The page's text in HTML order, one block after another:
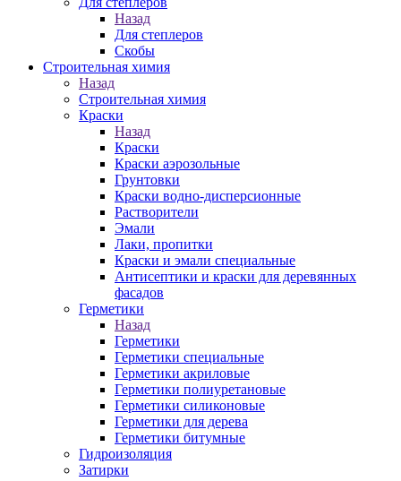
Назад
Для степлеров
Скобы
Строительная химия
Назад
Строительная химия
Краски
Назад
Краски
Краски аэрозольные
Грунтовки
Краски водно-дисперсионные
Растворители
Эмали
Лаки, пропитки
Краски и эмали специальные
Антисептики и краски для деревянных
фасадов
Герметики
Назад
Герметики
Герметики специальные
Герметики акриловые
Герметики полиуретановые
Герметики силиконовые
Герметики для дерева
Герметики битумные
Гидроизоляция
Затирки